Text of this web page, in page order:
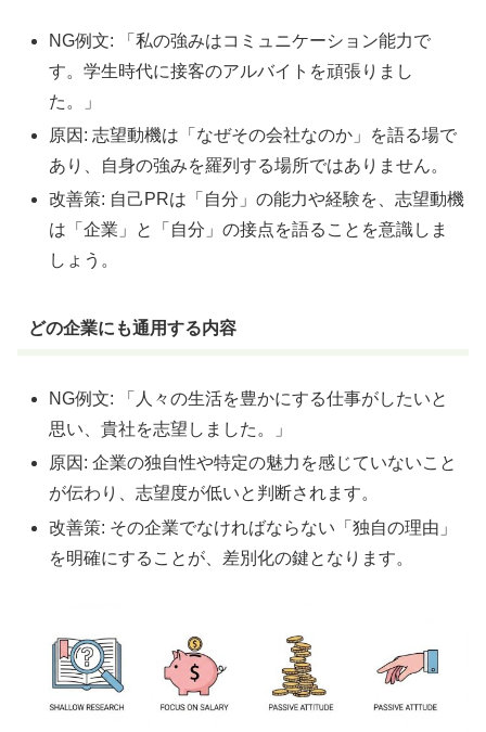
NG例文: 「私の強みはコミュニケーション能力で
す。学生時代に接客のアルバイトを頑張りまし
た。」
原因: 志望動機は「なぜその会社なのか」を語る場で
あり、自身の強みを羅列する場所ではありません。
改善策: 自己PRは「自分」の能力や経験を、志望動機
は「企業」と「自分」の接点を語ることを意識しま
しょう。
どの企業にも通用する内容
NG例文: 「人々の生活を豊かにする仕事がしたいと
思い、貴社を志望しました。」
原因: 企業の独自性や特定の魅力を感じていないこと
が伝わり、志望度が低いと判断されます。
改善策: その企業でなければならない「独自の理由」
を明確にすることが、差別化の鍵となります。